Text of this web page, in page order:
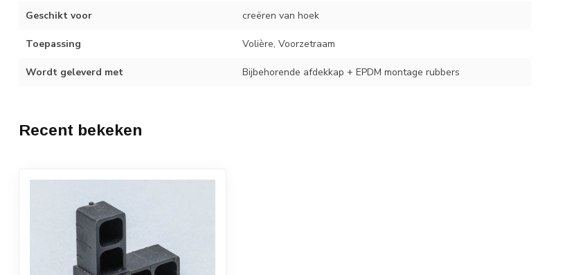
Geschikt voor creëren van hoek
Toepassing Volière, Voorzetraam
Wordt geleverd met Bijbehorende afdekkap + EPDM montage rubbers
Recent bekeken